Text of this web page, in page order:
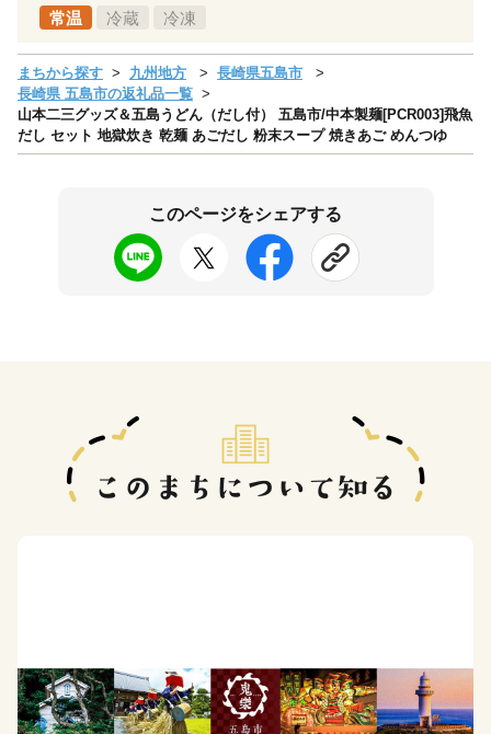
常温 冷蔵 冷凍
まちから探す 九州地方
長崎県五島市
長崎県 五島市の返礼品一覧
山本二三グッズ＆五島うどん（だし付） 五島市/中本製麺[PCR003]飛魚
だし セット 地獄炊き 乾麺 あごだし 粉末スープ 焼きあご めんつゆ
このページをシェアする